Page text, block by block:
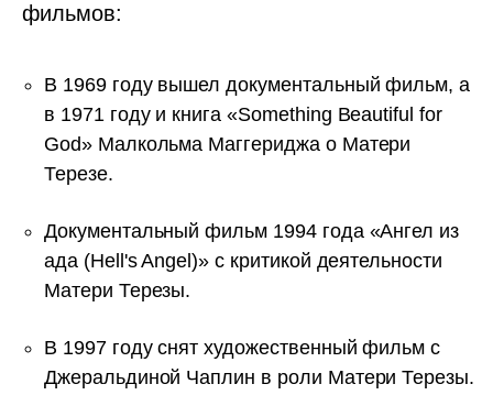
фильмов:
В 1969 году вышел документальный фильм, а
в 1971 году и книга «Something Beautiful for
God» Малкольма Маггериджа о Матери
Терезе.
Документальный фильм 1994 года «Ангел из
ада (Hell's Angel)» с критикой деятельности
Матери Терезы.
В 1997 году снят художественный фильм с
Джеральдиной Чаплин в роли Матери Терезы.